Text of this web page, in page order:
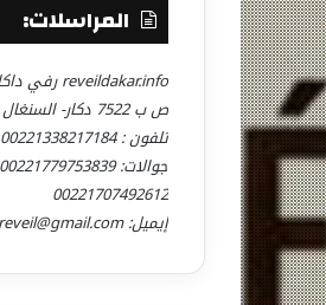
المراسلات:
reveildakar.info رفي داكار.انفو
ص ب 7522 دكار- السنغال
تلفون : 00221338217184
جوالات: 00221779753839
00221707492612
إيميل: assahwalereveil@gmail.com